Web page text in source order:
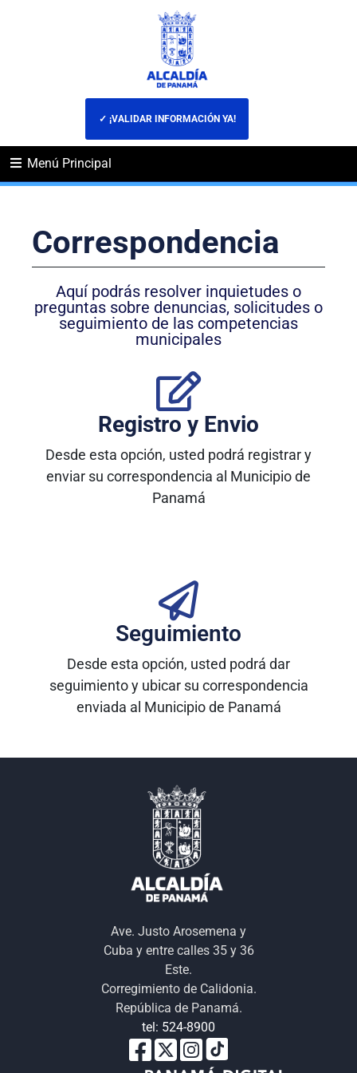
✓ ¡VALIDAR INFORMACIÓN YA!
Menú Principal
Correspondencia
Aquí podrás resolver inquietudes o
preguntas sobre denuncias, solicitudes o
seguimiento de las competencias
municipales
Registro y Envio
Desde esta opción, usted podrá registrar y
enviar su correspondencia al Municipio de
Panamá
Seguimiento
Desde esta opción, usted podrá dar
seguimiento y ubicar su correspondencia
enviada al Municipio de Panamá
Ave. Justo Arosemena y
Cuba y entre calles 35 y 36
Este.
Corregimiento de Calidonia.
República de Panamá.
tel: 524-8900